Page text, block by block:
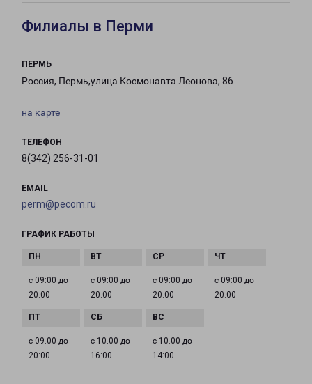
Филиалы в Перми
ПЕРМЬ
Россия, Пермь,улица Космонавта Леонова, 86
на карте
ТЕЛЕФОН
8(342) 256-31-01
EMAIL
perm@pecom.ru
ГРАФИК РАБОТЫ
с 09:00 до
20:00
с 09:00 до
20:00
с 09:00 до
20:00
с 09:00 до
20:00
с 09:00 до
20:00
с 10:00 до
16:00
с 10:00 до
14:00